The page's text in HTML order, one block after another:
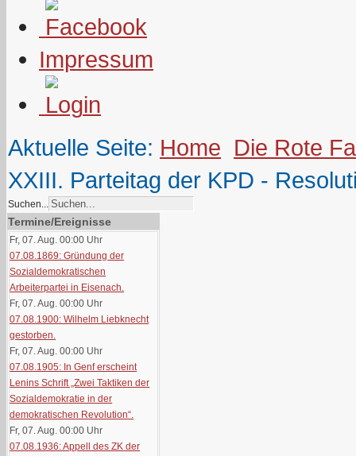
Impressum
Aktuelle Seite: Home Die Rote
XXIII. Parteitag der KPD -
Suchen...
Termine/Ereignisse
Fr, 07. Aug. 00:00 Uhr
07.08.1869: Gründung der
Sozialdemokratischen
Arbeiterpartei in Eisenach.
Fr, 07. Aug. 00:00 Uhr
07.08.1900: Wilhelm Liebknecht
gestorben.
Fr, 07. Aug. 00:00 Uhr
07.08.1905: In Genf erscheint
Lenins Schrift „Zwei Taktiken der
Sozialdemokratie in der
demokratischen Revolution“.
Fr, 07. Aug. 00:00 Uhr
07.08.1936: Appell des ZK der